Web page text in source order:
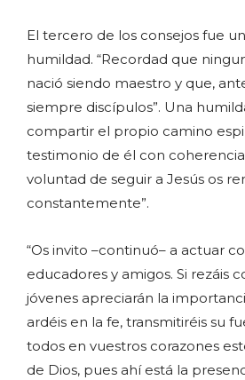
El tercero de los consejos fue
humildad. “Recordad que
nació siendo maestro y que,
siempre discípulos”. Una
compartir el propio camino
testimonio de él con coherencia
voluntad de seguir a Jesús os
constantemente”.
“Os invito –continuó– a actuar
educadores y amigos. Si rezáis
jóvenes apreciarán la
ardéis en la fe, transmitiréis su
todos en vuestros corazones
de Dios, pues ahí está la